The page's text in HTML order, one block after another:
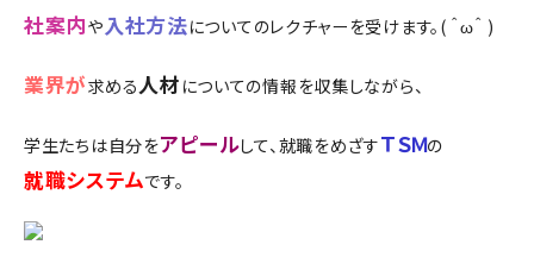
社案内や入社方法についてのレクチャーを受けます。( ＾ω＾ )
業界が求める人材 についての情報を収集しながら、
学生たちは自分をアピールして、就職をめざすＴＳＭの
就職システムです。